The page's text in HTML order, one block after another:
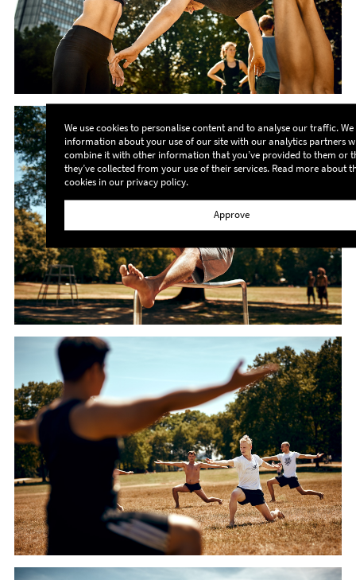
We use cookies to personalise content and to analyse our traffic.
information about your use of our site with our analytics partners
combine it with other information that you’ve provided to them or
they’ve collected from your use of their services. Read more about
cookies in our privacy policy.
Approve